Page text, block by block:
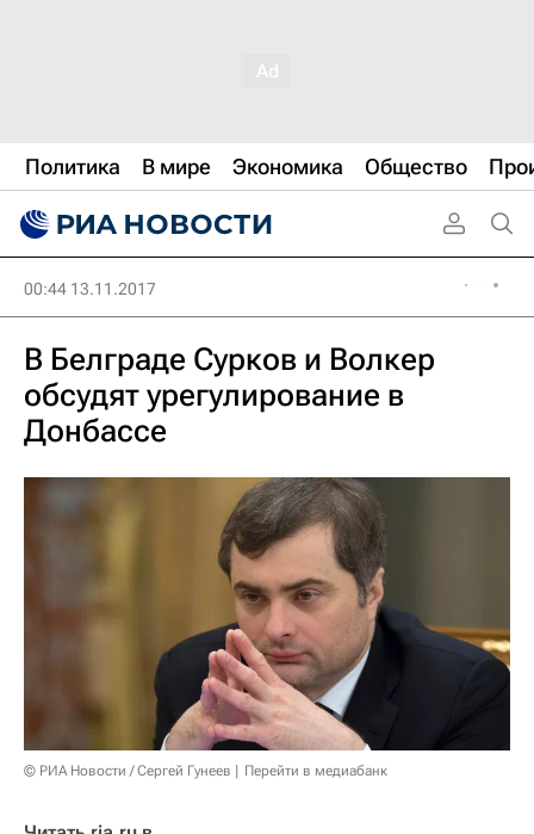
Политика В мире Экономика Общество
00:44 13.11.2017
В Белграде Сурков и Волкер
обсудят урегулирование в
Донбассе
© РИА Новости / Сергей Гунеев Перейти в медиабанк